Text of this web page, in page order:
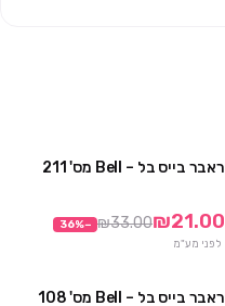
ראבר בייס בל – Bell מס' 211
₪21.00
₪33.00
−
36%
לפני מע"מ
ראבר בייס בל – Bell מס' 108